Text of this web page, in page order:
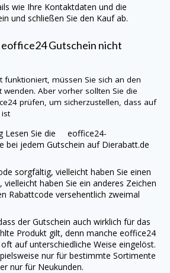
wie Ihre Kontaktdaten und die
und schließen Sie den Kauf ab.
Gutschein nicht
funktioniert, müssen Sie sich an den
wenden. Aber vorher sollten Sie die
prüfen, um sicherzustellen, dass auf
ist
Lesen Sie die eoffice24-
bei jedem Gutschein aufDierabatt.de
sorgfältig, vielleicht haben Sie einen
haben Sie ein anderes Zeichen
Rabattcode versehentlich zweimal
der Gutschein auch wirklich für das
Produkt gilt, denn manche eoffice24
auf unterschiedliche Weise eingelöst.
nur für bestimmte Sortimente
nur für Neukunden.